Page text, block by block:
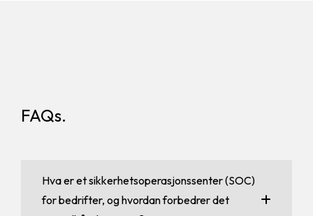
FAQs.
Hva er et sikkerhetsoperasjonssenter (SOC)
for bedrifter, og hvordan forbedrer det